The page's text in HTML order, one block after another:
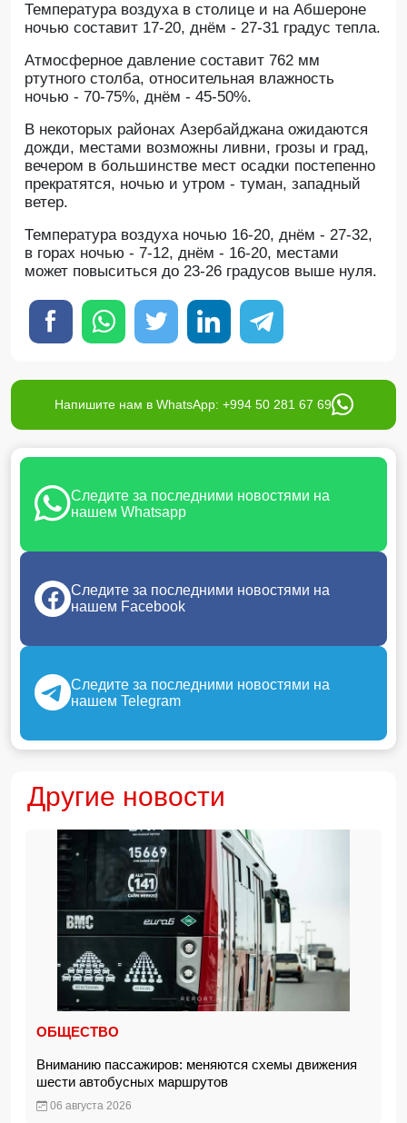
Температура воздуха в столице и на Абшероне
ночью составит 17-20, днём - 27-31 градус тепла.
Атмосферное давление составит 762 мм
ртутного столба, относительная влажность
ночью - 70-75%, днём - 45-50%.
В некоторых районах Азербайджана ожидаются
дожди, местами возможны ливни, грозы и град,
вечером в большинстве мест осадки постепенно
прекратятся, ночью и утром - туман, западный
ветер.
Температура воздуха ночью 16-20, днём - 27-32,
в горах ночью - 7-12, днём - 16-20, местами
может повыситься до 23-26 градусов выше нуля.
Напишите нам в WhatsApp: +994 50 281 67 69
Следите за последними новостями на
нашем Whatsapp
Следите за последними новостями на
нашем Facebook
Следите за последними новостями на
нашем Telegram
Другие новости
ОБЩЕСТВО
Вниманию пассажиров: меняются схемы движения
шести автобусных маршрутов
06 августа 2026